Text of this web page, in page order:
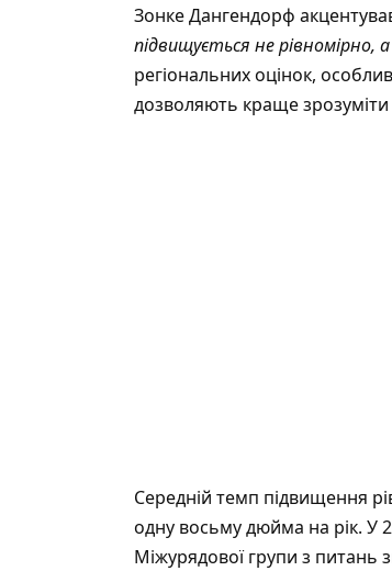
Зонке Дангендорф
підвищується не рівномірно,
регіональних оцінок,
дозволяють краще зрозуміти
Середній темп підвищення
одну восьму дюйма на рік. У
Міжурядової групи з питань